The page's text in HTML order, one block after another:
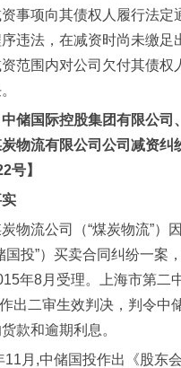
事项向其债权人履行法定
违法，在减资时尚未缴足
范围内对公司欠付其债权
中储国际控股集团有限公司
物流有限公司公司减资纠
号】
物流公司（“煤炭物流”）
国投”）买卖合同纠纷一案
年8月受理。上海市第二
出二审生效判决，判令中
款和逾期利息。
11月,中储国投作出《股东